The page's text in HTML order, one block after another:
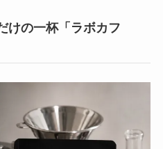
けの一杯「ラボカフ